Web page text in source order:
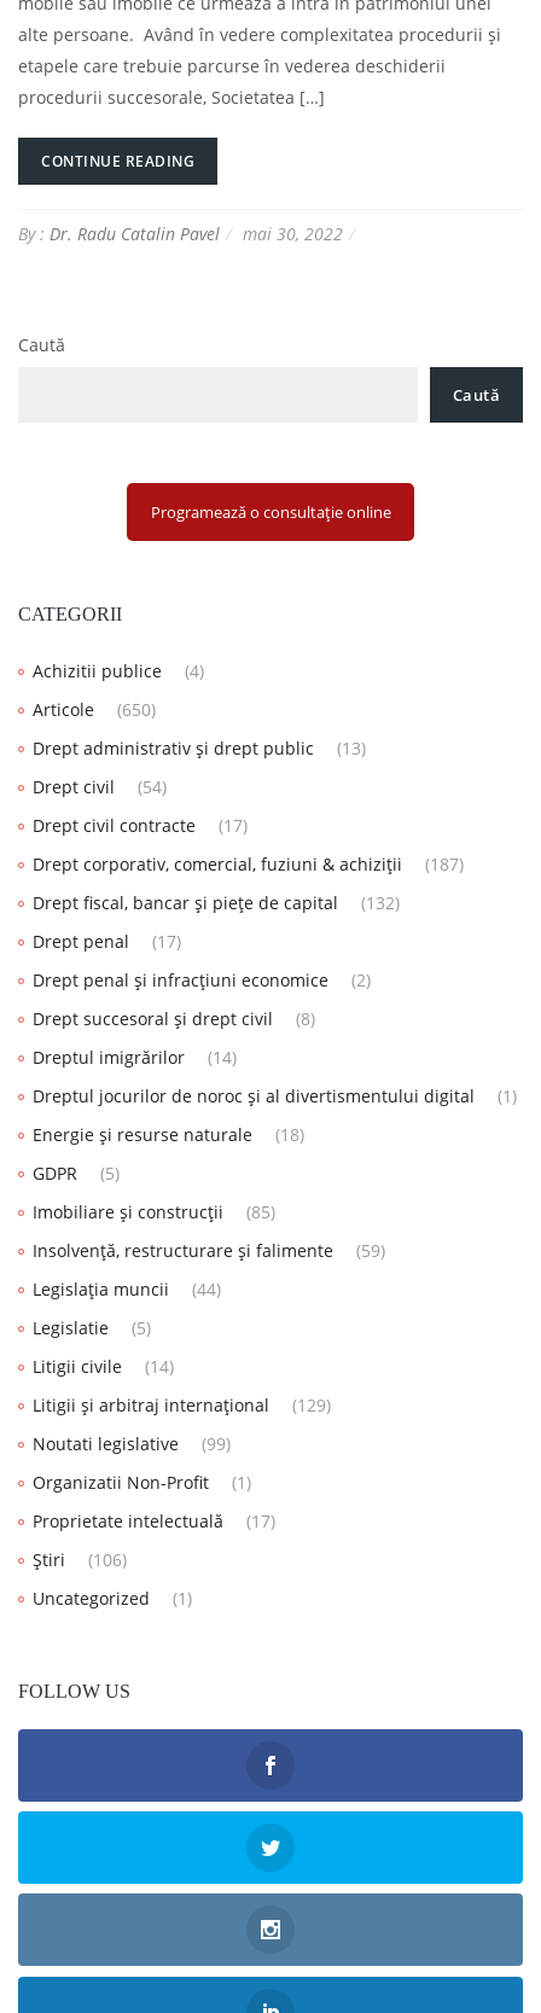
alte persoane. Având în vedere complexitatea procedurii și
etapele care trebuie parcurse în vederea deschiderii
procedurii succesorale, Societatea […]
CONTINUE READING
By : Dr. Radu Catalin Pavel mai 30, 2022
Caută
Caută
Programează o consultație online
CATEGORII
Achizitii publice
(4)
Articole
(650)
Drept administrativ și drept public
(13)
Drept civil
(54)
Drept civil contracte
(17)
Drept corporativ, comercial, fuziuni & achiziții
(187)
Drept fiscal, bancar și piețe de capital
(132)
Drept penal
(17)
Drept penal și infracțiuni economice
(2)
Drept succesoral și drept civil
(8)
Dreptul imigrărilor
(14)
Dreptul jocurilor de noroc și al divertismentului digital
(1)
Energie și resurse naturale
(18)
GDPR
(5)
Imobiliare și construcții
(85)
Insolvență, restructurare și falimente
(59)
Legislația muncii
(44)
Legislatie
(5)
Litigii civile
(14)
Litigii și arbitraj internațional
(129)
Noutati legislative
(99)
Organizatii Non-Profit
(1)
Proprietate intelectuală
(17)
Știri
(106)
Uncategorized
(1)
FOLLOW US